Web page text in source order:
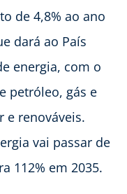
de 4,8% ao ano
dará ao País
energia, com o
petróleo, gás e
e renováveis.
vai passar de
112% em 2035.